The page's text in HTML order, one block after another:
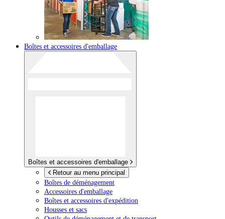
Boîtes et accessoires d'emballage
Boîtes et accessoires d'emballage
Retour au menu principal
Boîtes de déménagement
Accessoires d'emballage
Boîtes et accessoires d'expédition
Housses et sacs